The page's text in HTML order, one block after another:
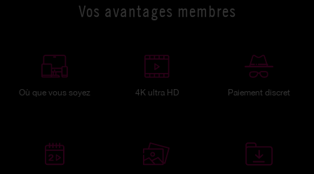
Vos avantages membres
Où que vous soyez 4K ultra HD Paiement discret